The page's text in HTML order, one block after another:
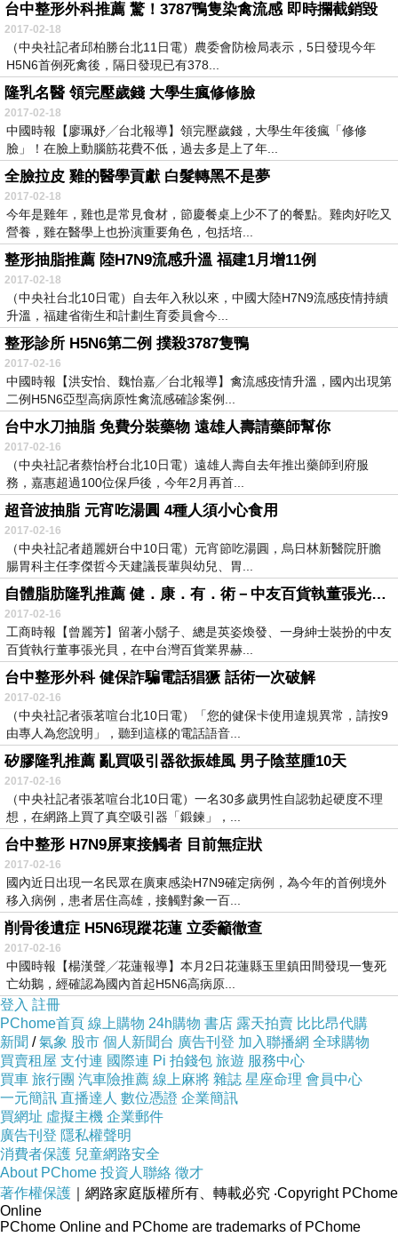
台中整形外科推薦 驚！3787鴨隻染禽流感 即時攔截銷毀
2017-02-18
（中央社記者邱柏勝台北11日電）農委會防檢局表示，5日發現今年
H5N6首例死禽後，隔日發現已有378...
隆乳名醫 領完壓歲錢 大學生瘋修修臉
2017-02-18
中國時報【廖珮妤╱台北報導】領完壓歲錢，大學生年後瘋「修修
臉」！在臉上動腦筋花費不低，過去多是上了年...
全臉拉皮 雞的醫學貢獻 白髮轉黑不是夢
2017-02-18
今年是雞年，雞也是常見食材，節慶餐桌上少不了的餐點。雞肉好吃又
營養，雞在醫學上也扮演重要角色，包括培...
整形抽脂推薦 陸H7N9流感升溫 福建1月增11例
2017-02-18
（中央社台北10日電）自去年入秋以來，中國大陸H7N9流感疫情持續
升溫，福建省衛生和計劃生育委員會今...
整形診所 H5N6第二例 撲殺3787隻鴨
2017-02-16
中國時報【洪安怡、魏怡嘉╱台北報導】禽流感疫情升溫，國內出現第
二例H5N6亞型高病原性禽流感確診案例...
台中水刀抽脂 免費分裝藥物 遠雄人壽請藥師幫你
2017-02-16
（中央社記者蔡怡杼台北10日電）遠雄人壽自去年推出藥師到府服
務，嘉惠超過100位保戶後，今年2月再首...
超音波抽脂 元宵吃湯圓 4種人須小心食用
2017-02-16
（中央社記者趙麗妍台中10日電）元宵節吃湯圓，烏日林新醫院肝膽
腸胃科主任李傑哲今天建議長輩與幼兒、胃...
自體脂肪隆乳推薦 健．康．有．術－中友百貨執董張光貝 運動維持好體態
2017-02-16
工商時報【曾麗芳】留著小鬍子、總是英姿煥發、一身紳士裝扮的中友
百貨執行董事張光貝，在中台灣百貨業界赫...
台中整形外科 健保詐騙電話猖獗 話術一次破解
2017-02-16
（中央社記者張茗喧台北10日電）「您的健保卡使用違規異常，請按9
由專人為您說明」，聽到這樣的電話語音...
矽膠隆乳推薦 亂買吸引器欲振雄風 男子陰莖腫10天
2017-02-16
（中央社記者張茗喧台北10日電）一名30多歲男性自認勃起硬度不理
想，在網路上買了真空吸引器「鍛鍊」，...
台中整形 H7N9屏東接觸者 目前無症狀
2017-02-16
國內近日出現一名民眾在廣東感染H7N9確定病例，為今年的首例境外
移入病例，患者居住高雄，接觸對象一百...
削骨後遺症 H5N6現蹤花蓮 立委籲徹查
2017-02-16
中國時報【楊漢聲╱花蓮報導】本月2日花蓮縣玉里鎮田間發現一隻死
亡幼鵝，經確認為國內首起H5N6高病原...
登入 註冊
PChome首頁 線上購物 24h購物 書店 露天拍賣 比比昂代購
新聞 /氣象 股市 個人新聞台 廣告刊登 加入聯播網 全球購物
買賣租屋 支付連 國際連 Pi 拍錢包 旅遊 服務中心
買車 旅行團 汽車險推薦 線上麻將 雜誌 星座命理 會員中心
一元簡訊 直播達人 數位憑證 企業簡訊
買網址 虛擬主機 企業郵件
廣告刊登 隱私權聲明
消費者保護 兒童網路安全
About PChome 投資人聯絡 徵才
著作權保護 ｜網路家庭版權所有、轉載必究 ‧Copyright PChome
Online
PChome Online and PChome are trademarks of PChome